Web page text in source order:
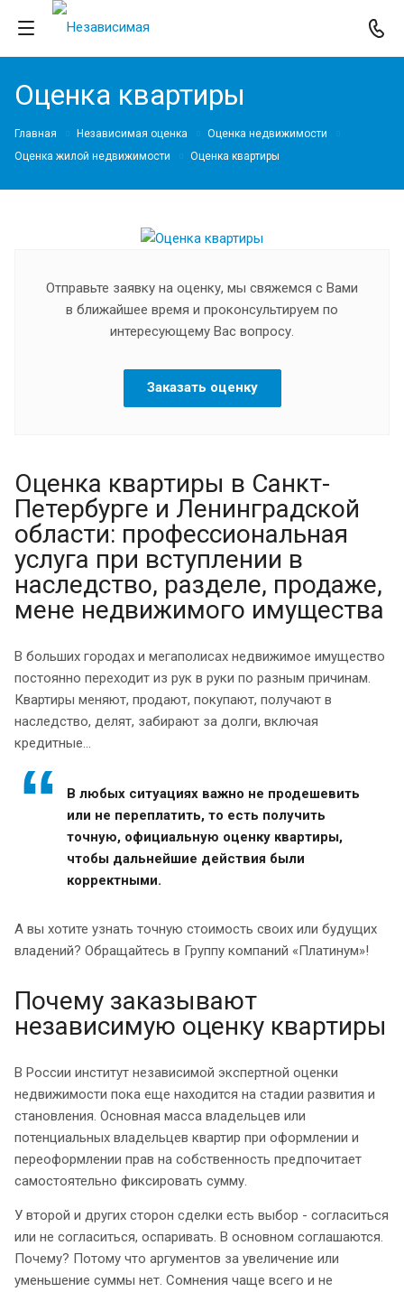
Оценка квартиры
Главная Независимая оценка
Оценка недвижимости
Оценка жилой недвижимости
Оценка квартиры
Отправьте заявку на оценку, мы свяжемся с Вами
в ближайшее время и проконсультируем по
интересующему Вас вопросу.
Заказать оценку
Оценка квартиры в Санкт-
Петербурге и Ленинградской
области: профессиональная
услуга при вступлении в
наследство, разделе, продаже,
мене недвижимого имущества
В больших городах и мегаполисах недвижимое имущество
постоянно переходит из рук в руки по разным причинам.
Квартиры меняют, продают, покупают, получают в
наследство, делят, забирают за долги, включая
кредитные...
В любых ситуациях важно не продешевить
или не переплатить, то есть получить
точную, официальную оценку квартиры,
чтобы дальнейшие действия были
корректными.
А вы хотите узнать точную стоимость своих или будущих
владений? Обращайтесь в Группу компаний «Платинум»!
Почему заказывают
независимую оценку квартиры
В России институт независимой экспертной оценки
недвижимости пока еще находится на стадии развития и
становления. Основная масса владельцев или
потенциальных владельцев квартир при оформлении и
переоформлении прав на собственность предпочитает
самостоятельно фиксировать сумму.
У второй и других сторон сделки есть выбор - согласиться
или не согласиться, оспаривать. В основном соглашаются.
Почему? Потому что аргументов за увеличение или
уменьшение суммы нет. Сомнения чаще всего и не